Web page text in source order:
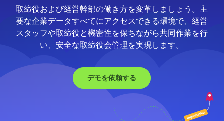
取締役および経営幹部の働き方を変革しましょう。主
要な企業データすべてにアクセスできる環境で、経営
スタッフや取締役と機密性を保ちながら共同作業を行
い、安全な取締役会管理を実現します。
デモを依頼する